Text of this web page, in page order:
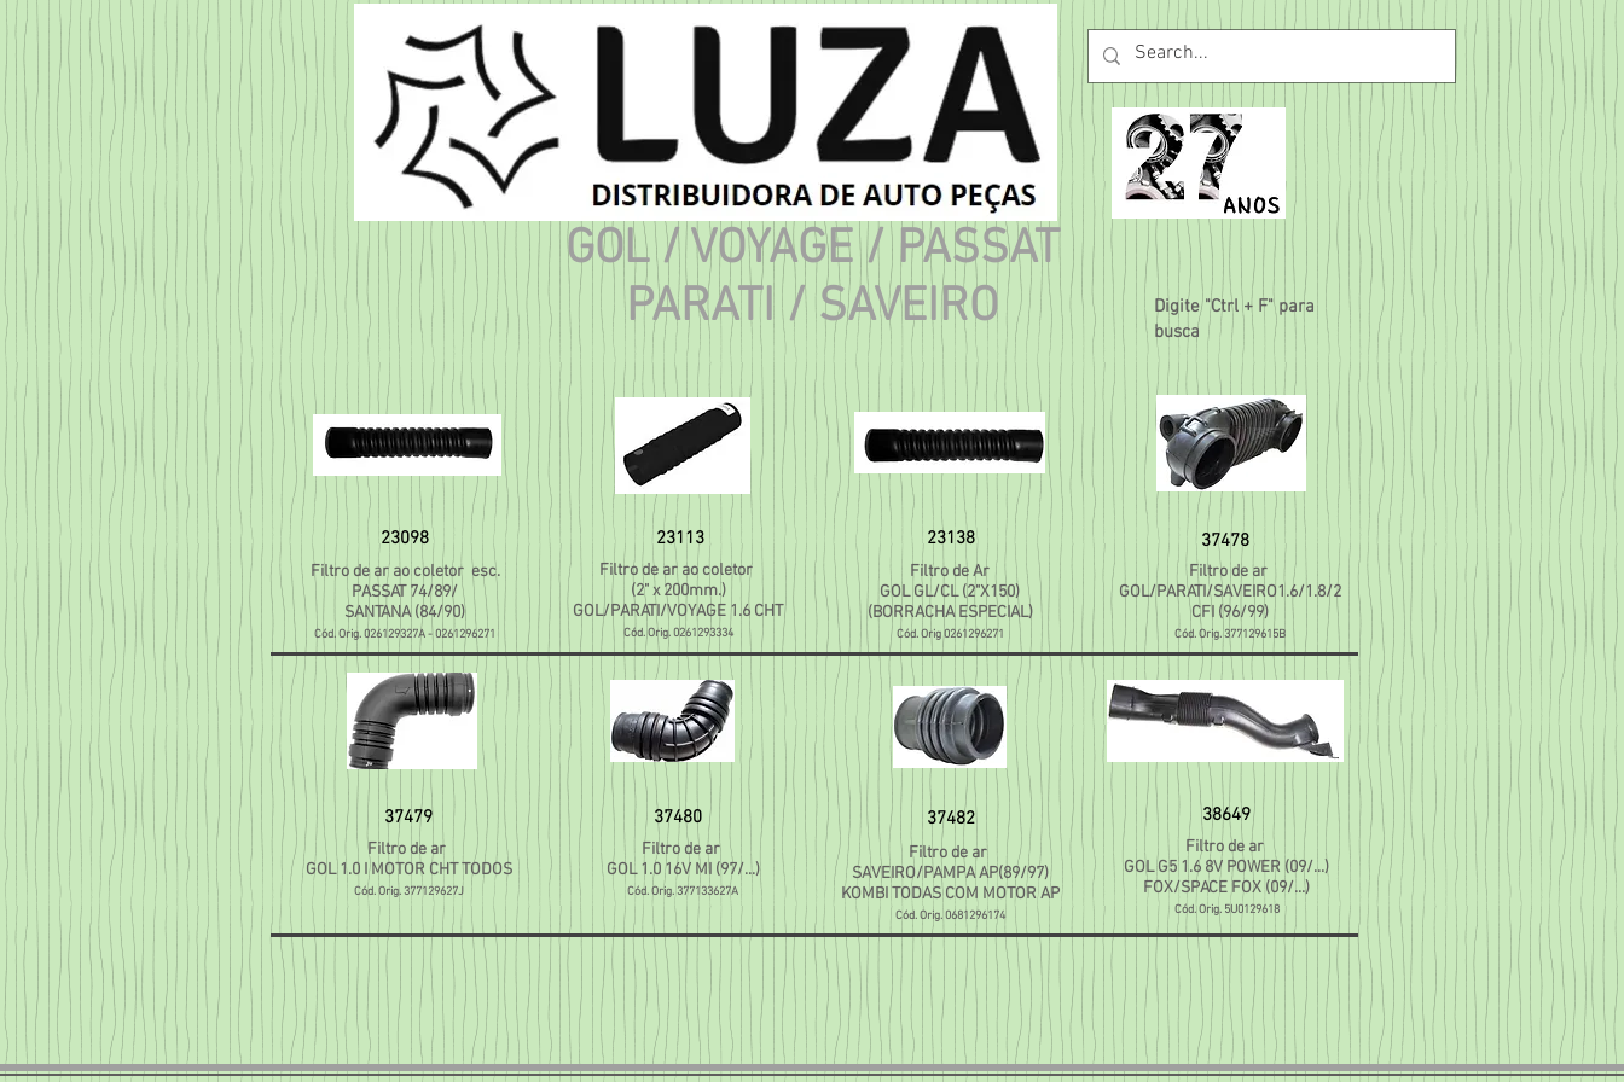
GOL / VOYAGE / PASSAT
PARATI / SAVEIRO
Digite "Ctrl + F" para
busca
23098
Filtro de ar ao coletor esc.
PASSAT 74/89/
SANTANA (84/90)
Cód. Orig. 026129327A - 0261296271
23113
Filtro de ar ao coletor
(2" x 200mm.)
GOL/PARATI/VOYAGE 1.6 CHT
Cód. Orig. 0261293334
23138
Filtro de Ar
GOL GL/CL (2"X150)
(BORRACHA ESPECIAL)
Cód. Orig 0261296271
37478
Filtro de ar
GOL/PARATI/SAVEIRO1.6/1.8/2
CFI (96/99)
Cód. Orig. 377129615B
37479
Filtro de ar
GOL 1.0 I MOTOR CHT TODOS
Cód. Orig. 377129627J
37480
Filtro de ar
GOL 1.0 16V MI (97/...)
Cód. Orig. 377133627A
37482
Filtro de ar
SAVEIRO/PAMPA AP(89/97)
KOMBI TODAS COM MOTOR AP
Cód. Orig. 0681296174
38649
Filtro de ar
GOL G5 1.6 8V POWER (09/...)
FOX/SPACE FOX (09/...)
Cód. Orig. 5U0129618